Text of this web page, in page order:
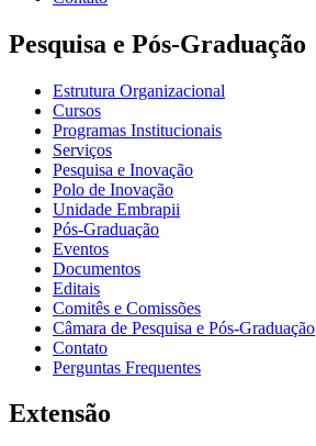
Pesquisa e Pós-Graduação
Estrutura Organizacional
Cursos
Programas Institucionais
Serviços
Pesquisa e Inovação
Polo de Inovação
Unidade Embrapii
Pós-Graduação
Eventos
Documentos
Editais
Comitês e Comissões
Câmara de Pesquisa e Pós-Graduação
Contato
Perguntas Frequentes
Extensão